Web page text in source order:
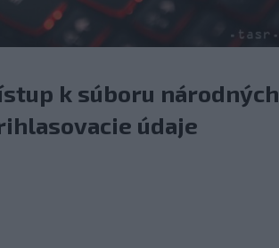
k súboru národných
údaje